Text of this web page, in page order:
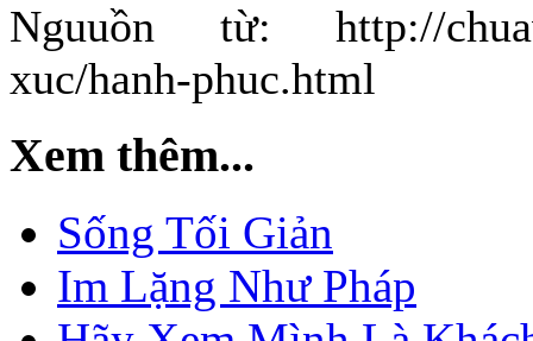
Nguuồn từ: http://
xuc/hanh-phuc.html
Xem thêm...
Sống Tối Giản
Im Lặng Như Pháp